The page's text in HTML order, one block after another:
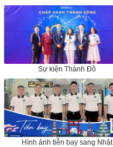
Sự kiện Thành Đô
Hình ảnh tiễn bay sang Nhật